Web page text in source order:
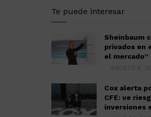
Te puede interesar
Sheinbaum
privados en
el mercado”
AGOSTO 6,
Cox alerta
CFE: ve
inversiones